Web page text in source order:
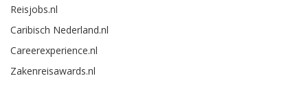
Reisjobs.nl
Caribisch Nederland.nl
Careerexperience.nl
Zakenreisawards.nl